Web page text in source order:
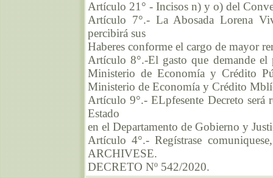
Artículo 21° - Incisos n) y o) del
Artículo 7°.- La Abosada Lorena
percibirá sus
Haberes conforme el cargo de mayor
Artículo 8°.-El gasto que demande el
Ministerio de Economía y Crédito
Ministerio de Economía y Crédito
Artículo 9°.- ELpfesente Decreto será
Estado
en el Departamento de Gobierno y
Artículo 4°.- Regístrase
ARCHIVESE.
DECRETO Nº 542/2020.